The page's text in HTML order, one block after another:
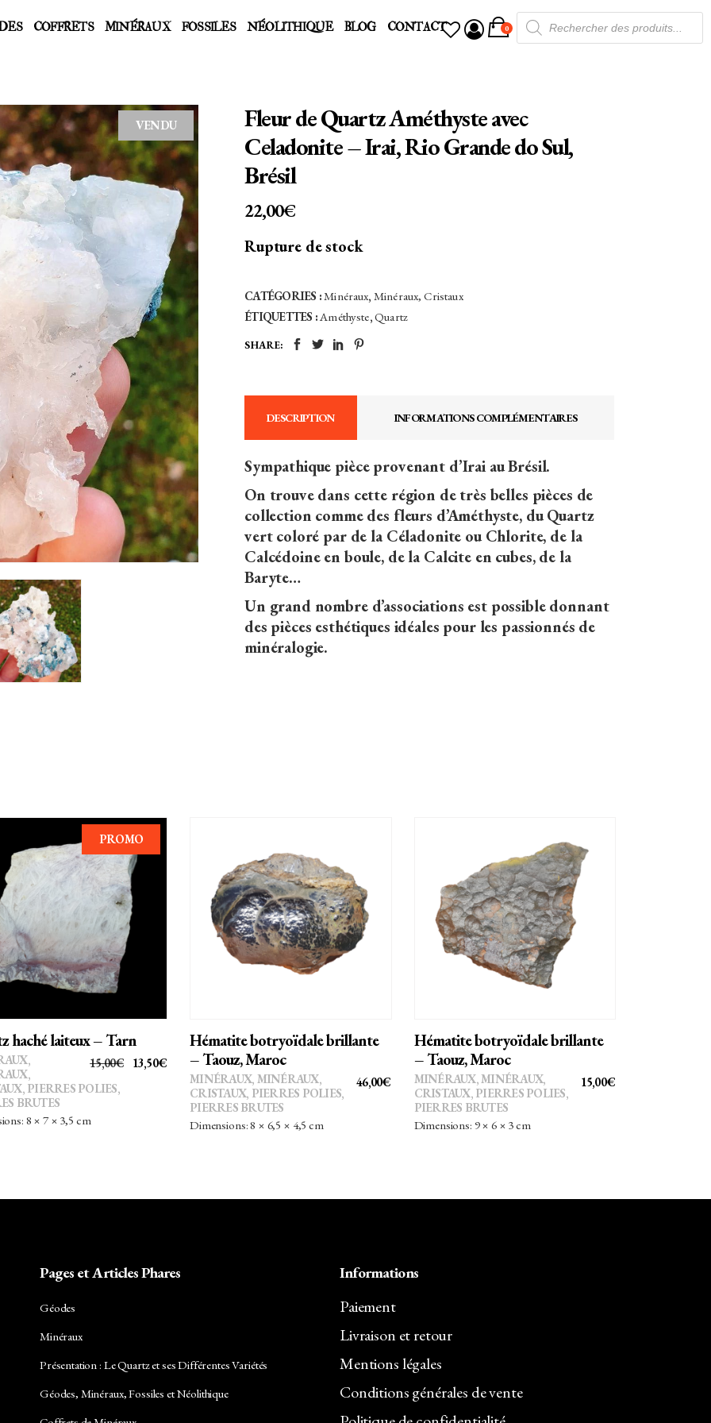
COFFRETS MINÉRAUX FOSSILES NÉOLITHIQUE BLOG CONTACT 0
Recherche
de
produits
VENDU
Fleur de Quartz Améthyste avec
Celadonite – Irai, Rio Grande do Sul,
Brésil
22,00€
Rupture de stock
CATÉGORIES :Minéraux, Minéraux, Cristaux
ÉTIQUETTES :Améthyste,Quartz
SHARE:
DESCRIPTION INFORMATIONS COMPLÉMENTAIRES
Sympathique pièce provenant d’Irai au Brésil.
On trouve dans cette région de très belles pièces de
collection comme des fleurs d’Améthyste, du Quartz
vert coloré par de la Céladonite ou Chlorite, de la
Calcédoine en boule, de la Calcite en cubes, de la
Baryte…
Un grand nombre d’associations est possible donnant
des pièces esthétiques idéales pour les passionnés de
minéralogie.
PROMO
AJOUTER AU PANIER
haché laiteux – Tarn
15,00€
LE
13,50€LE
PRIX
ACTUEL
EST :
,
, PIERRES POLIES,
BRUTES
8 × 7 × 3,5 cm
AJOUTER AU PANIER
Hématite botryoïdale brillante
– Taouz, Maroc
46,00€
MINÉRAUX, MINÉRAUX,
CRISTAUX, PIERRES POLIES,
PIERRES BRUTES
Dimensions: 8 × 6,5 × 4,5 cm
AJOUTER AU PANIER
Hématite botryoïdale brillante
– Taouz, Maroc
15,00€
MINÉRAUX, MINÉRAUX,
CRISTAUX, PIERRES POLIES,
PIERRES BRUTES
Dimensions: 9 × 6 × 3 cm
Pages et Articles Phares
Géodes
Minéraux
Présentation : Le Quartz et ses Différentes Variétés
Géodes, Minéraux, Fossiles et Néolithique
Informations
Paiement
Livraison et retour
Mentions légales
Conditions générales de vente